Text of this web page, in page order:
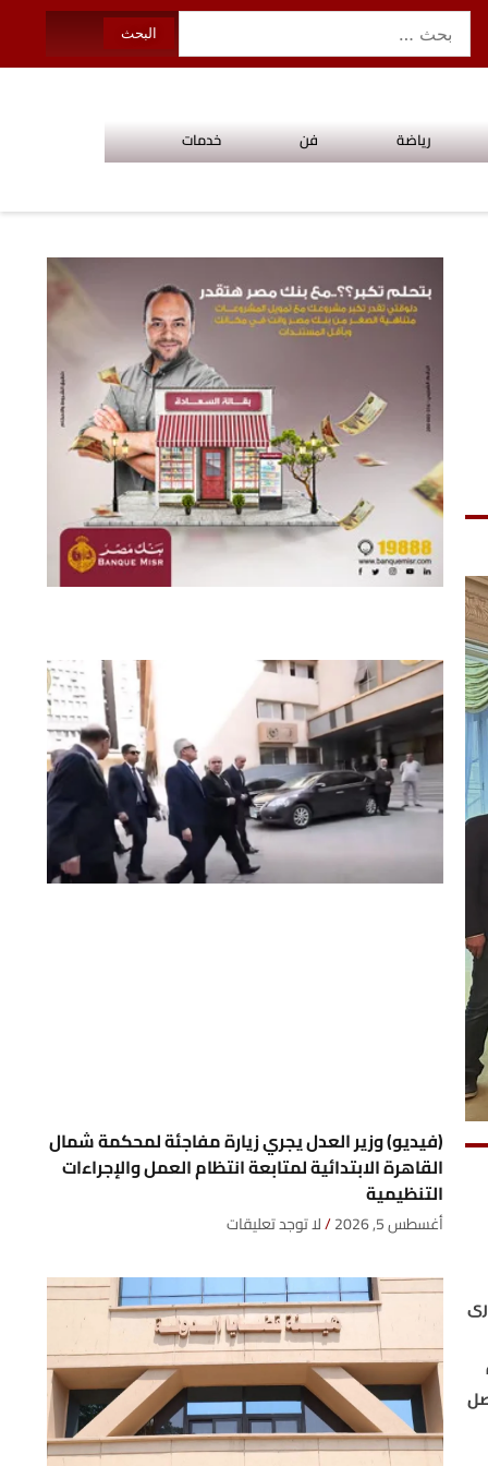
رياضة فن خدمات
(فيديو) وزير العدل يجري زيارة مفاجئة لمحكمة شمال
القاهرة الابتدائية لمتابعة انتظام العمل والإجراءات
التنظيمية
أغسطس 5, 2026 لا توجد تعليقات